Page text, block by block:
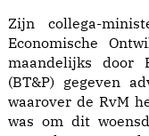
Zijn collega-
Economische
maandelijks door
(BT&P) gegeven
waarover de RvM
was om dit